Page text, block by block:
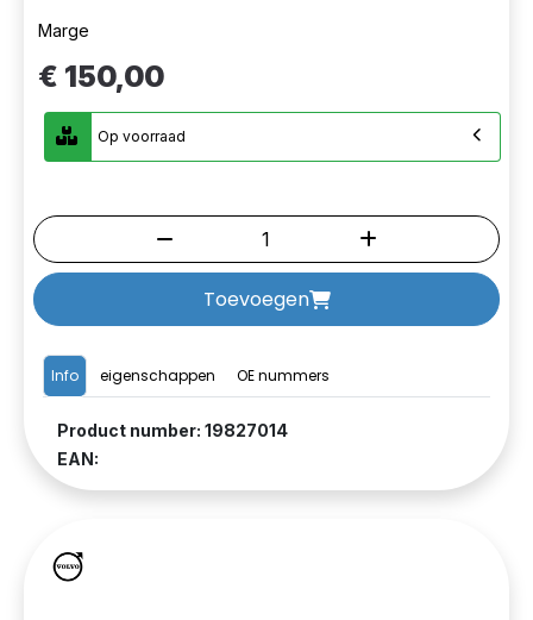
Info eigenschappen OE nummers
Product number: 19827014
EAN:
Marge
€ 150,00
Op voorraad
Toevoegen